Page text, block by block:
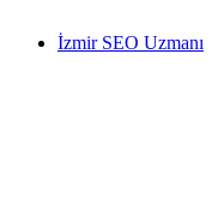
İzmir SEO Uzmanı